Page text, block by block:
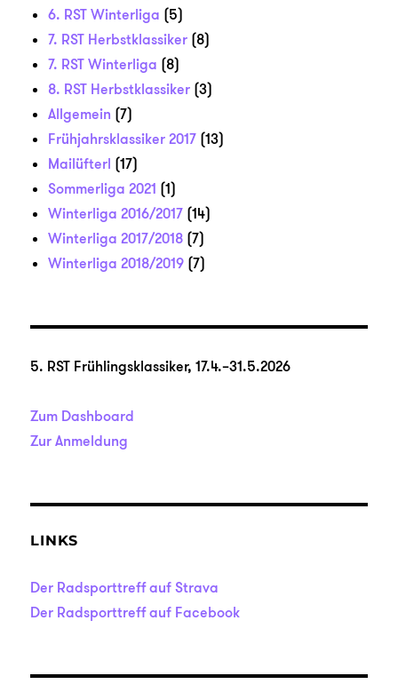
6. RST Winterliga (5)
7. RST Herbstklassiker (8)
7. RST Winterliga (8)
8. RST Herbstklassiker (3)
Allgemein (7)
Frühjahrsklassiker 2017 (13)
Mailüfterl (17)
Sommerliga 2021 (1)
Winterliga 2016/2017 (14)
Winterliga 2017/2018 (7)
Winterliga 2018/2019 (7)
5. RST Frühlingsklassiker, 17.4.–31.5.2026
Zum Dashboard
Zur Anmeldung
LINKS
Der Radsporttreff auf Strava
Der Radsporttreff auf Facebook